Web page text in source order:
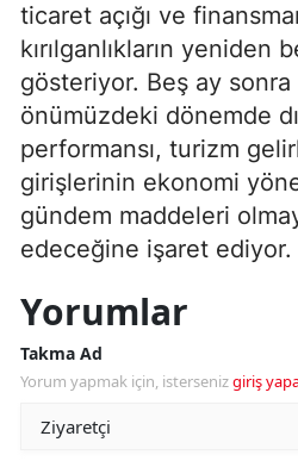
ticaret açığı ve
kırılganlıkların yeniden
gösteriyor. Beş ay sonra
önümüzdeki dönemde
performansı, turizm
girişlerinin ekonomi
gündem maddeleri
edeceğine işaret ediyor.
Yorumlar
Takma Ad
Yorum yapmak için, istersenizgiriş